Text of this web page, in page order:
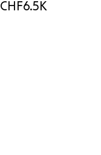
CHF6.5K